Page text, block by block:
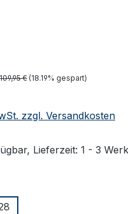
Regulärer Preis:
109,95 € (18.19% gespart)
zzgl. Versandkosten
Lieferzeit: 1 - 3